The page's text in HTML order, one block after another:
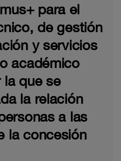
para el
de gestión
y servicios
académico
la que se
la relación
a las
la concesión